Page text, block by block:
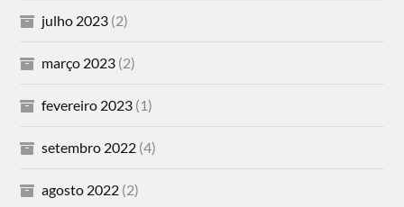
julho 2023 (2)
março 2023 (2)
fevereiro 2023 (1)
setembro 2022 (4)
agosto 2022 (2)